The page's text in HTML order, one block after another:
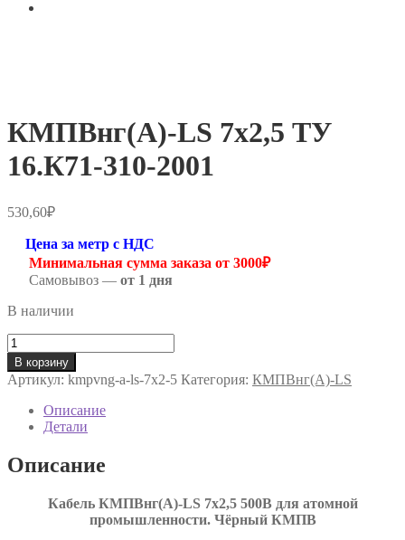
КМПВнг(А)-LS 7х2,5 ТУ
16.К71-310-2001
530,60₽
Цена за метр с НДС
Минимальная сумма заказа от 3000₽
Самовывоз — от 1 дня
В наличии
Количество
товара
КМПВнг(А)-
LS
7х2,5
16.К71-
310-
2001
В корзину
Артикул: kmpvng-a-ls-7х2-5 Категория: КМПВнг(А)-LS
Описание
Детали
Описание
Кабель КМПВнг(А)-LS 7х2,5 500В для атомной
промышленности. Чёрный КМПВ